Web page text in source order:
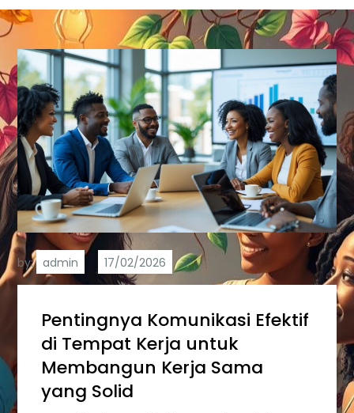
by: admin
Pentingnya Komunikasi Efektif
di Tempat Kerja untuk
Membangun Kerja Sama
yang Solid